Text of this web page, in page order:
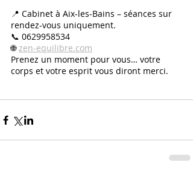
📍 Cabinet à Aix-les-Bains – séances sur
rendez-vous uniquement.
📞 0629958534
🌐 zen-equilibre.com
Prenez un moment pour vous… votre
corps et votre esprit vous diront merci.